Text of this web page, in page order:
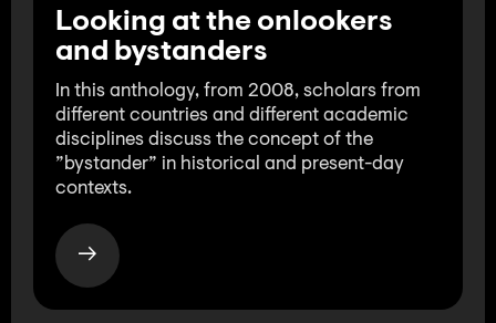
Looking at the onlookers
and bystanders
In this anthology, from 2008, scholars from
different countries and different academic
disciplines discuss the concept of the
”bystander” in historical and present-day
contexts.